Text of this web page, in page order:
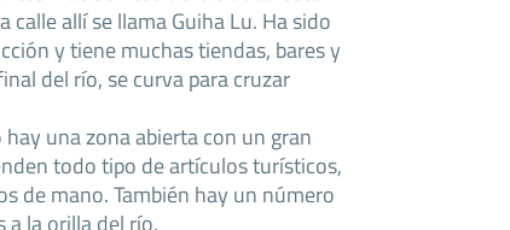
calle allí se llama Guiha Lu. Ha sido
y tiene muchas tiendas, bares y
del río, se curva para cruzar
una zona abierta con un gran
todo tipo de artículos turísticos,
de mano. También hay un número
a la orilla del río.